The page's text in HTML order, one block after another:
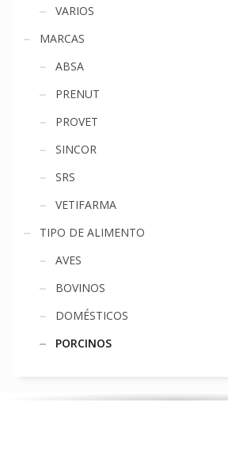
VARIOS
MARCAS
ABSA
PRENUT
PROVET
SINCOR
SRS
VETIFARMA
TIPO DE ALIMENTO
AVES
BOVINOS
DOMÉSTICOS
PORCINOS